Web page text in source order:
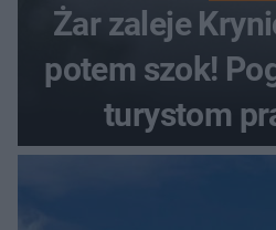
Żar zaleje
potem szok!
turystom